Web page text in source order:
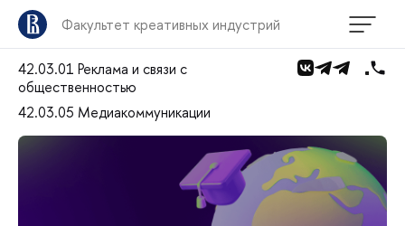
Факультет креативных индустрий
42.03.01 Реклама и связи с
общественностью
42.03.05 Медиакоммуникации